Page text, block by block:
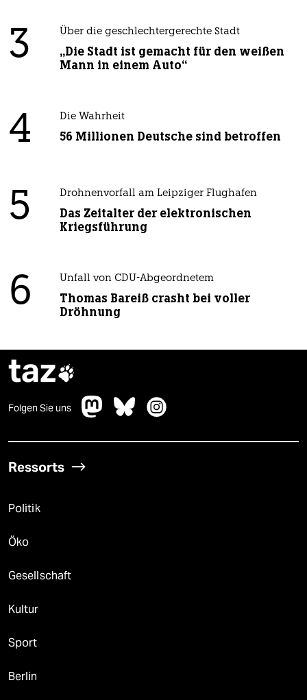
3 Über die geschlechtergerechte Stadt
„Die Stadt ist gemacht für den weißen
Mann in einem Auto“
4 Die Wahrheit
56 Millionen Deutsche sind betroffen
5 Drohnenvorfall am Leipziger Flughafen
Das Zeitalter der elektronischen
Kriegsführung
6 Unfall von CDU-Abgeordnetem
Thomas Bareiß crasht bei voller
Dröhnung
taz
Folgen Sie uns
Ressorts
Politik
Öko
Gesellschaft
Kultur
Sport
Berlin